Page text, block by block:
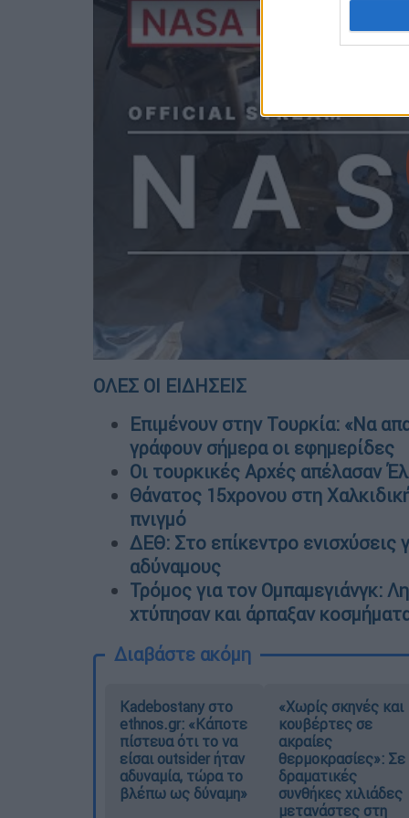
ΟΛΕΣ ΟΙ ΕΙΔΗΣΕΙΣ
Επιμένουν στην Τουρκία: «Να
γράφουν σήμερα οι εφημερίδες
Οι τουρκικές Αρχές απέλασαν
Θάνατος 15χρονου στη
πνιγμό
ΔΕΘ: Στο επίκεντρο ενισχύσεις
αδύναμους
Τρόμος για τον Ομπαμεγιάνγκ:
χτύπησαν και άρπαξαν
Διαβάστε ακόμη
Kadebostany στο
ethnos.gr: «Κάποτε
πίστευα ότι το να
είσαι outsider ήταν
αδυναμία, τώρα το
βλέπω ως δύναμη»
«Χωρίς σκηνές και
κουβέρτες σε
ακραίες
θερμοκρασίες»: Σε
δραματικές
συνθήκες χιλιάδες
μετανάστες στη